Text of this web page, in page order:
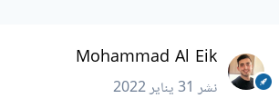
Mohammad Al Eik
نشر31 يناير 2022